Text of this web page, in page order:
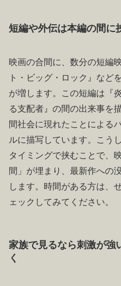
短編や外伝は本編の間に
映画の合間に、数分の短編
ト・ビッグ・ロック』など
が増します。この短編は『
る支配者』の間の出来事を
間社会に現れたことによる
ルに描写しています。こう
タイミングで挟むことで、
間」が埋まり、最新作への
します。時間がある方は、
ェックしてみてください。
家族で見るなら刺激が強
く